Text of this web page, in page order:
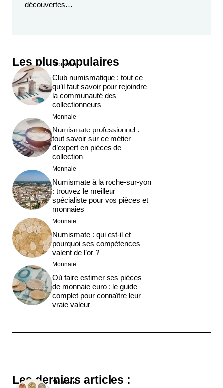
découvertes…
Les plus populaires
Monnaie
Club numismatique : tout ce
qu’il faut savoir pour rejoindre
la communauté des
collectionneurs
Monnaie
Numismate professionnel :
tout savoir sur ce métier
d’expert en pièces de
collection
Monnaie
Numismate à la roche-sur-yon
: trouvez le meilleur
spécialiste pour vos pièces et
monnaies
Monnaie
Numismate : qui est-il et
pourquoi ses compétences
valent de l’or ?
Monnaie
Où faire estimer ses pièces
de monnaie euro : le guide
complet pour connaître leur
vraie valeur
Les derniers articles :
Monnaie